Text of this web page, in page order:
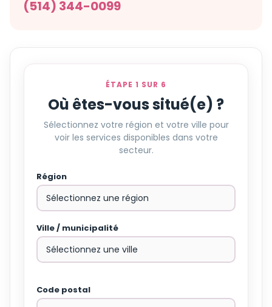
(514) 344-0099
ÉTAPE 1 SUR 6
Où êtes-vous situé(e) ?
Sélectionnez votre région et votre ville pour
voir les services disponibles dans votre
secteur.
Région
Ville / municipalité
Code postal